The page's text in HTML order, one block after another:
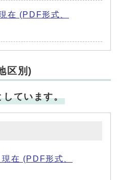
在 (PDF形式、
区別)
しています。
在 (PDF形式、